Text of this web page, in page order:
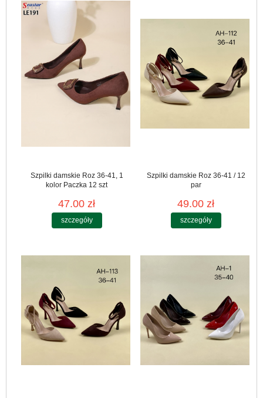
Szpilki damskie Roz 36-41, 1
kolor Paczka 12 szt
47.00 zł
szczegóły
Szpilki damskie Roz 36-41 / 12
par
49.00 zł
szczegóły